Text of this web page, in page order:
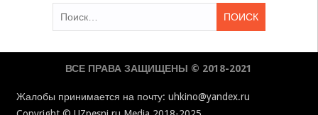
ВСЕ ПРАВА ЗАЩИЩЕНЫ © 2018-2021
Жалобы принимается на почту: uhkino@yandex.ru